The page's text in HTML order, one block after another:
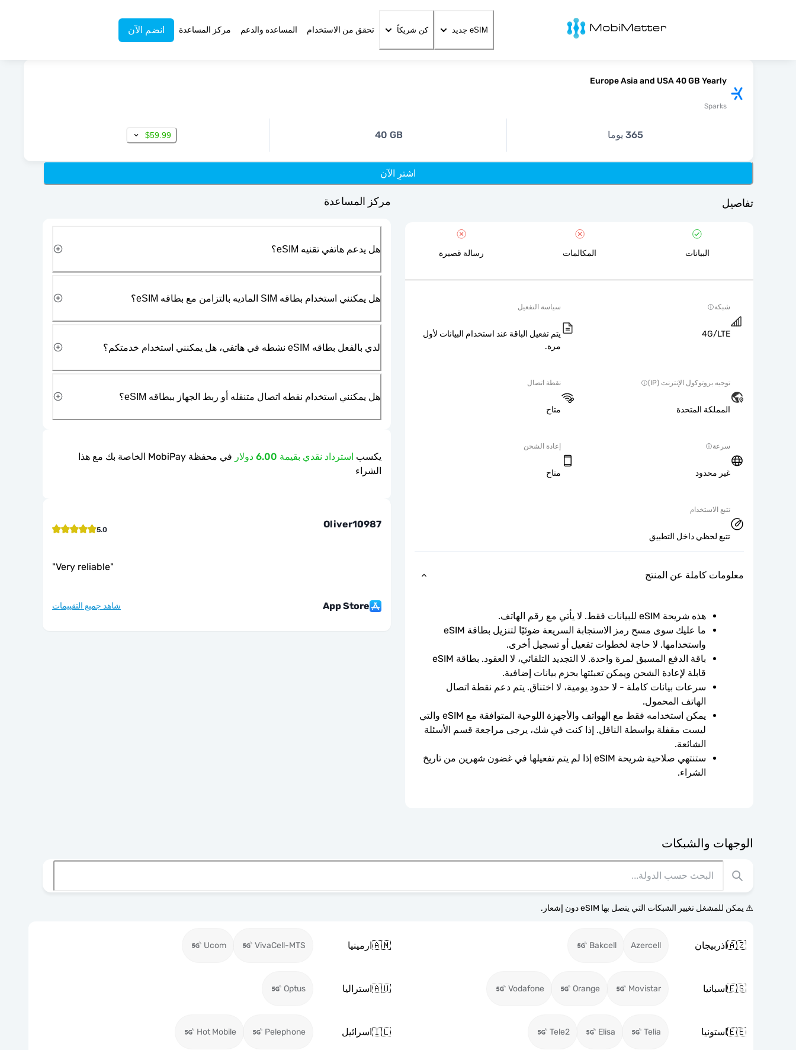
eSIM جديد كن شريكاً تحقق من الاستخدام المساعده والدعم مركز المساعدة انضم الآن
Europe Asia and USA 40 GB Yearly
Sparks
365 يوما 40 GB
$59.99
اشترِ الآن
تفاصيل
البيانات المكالمات رسالة قصيرة
شبكة
4G/LTE
سياسة التفعيل
يتم تفعيل الباقة عند استخدام البيانات لأول
مرة.
توجيه بروتوكول الإنترنت (IP)
المملكة المتحدة
نقطة اتصال
متاح
سرعة
غير محدود
إعادة الشحن
متاح
تتبع الاستخدام
تتبع لحظي داخل التطبيق
معلومات كاملة عن المنتج
هذه شريحة eSIM للبيانات فقط. لا يأتي مع رقم الهاتف.
واستخدامها. لا حاجة لخطوات تفعيل أو تسجيل أخرى.
قابلة لإعادة الشحن ويمكن تعبئتها بحزم بيانات إضافية.
الهاتف المحمول.
الشائعة.
الشراء.
الوجهات والشبكات
⚠️ يمكن للمشغل تغيير الشبكات التي يتصل بها eSIM دون إشعار.
🇦🇿اذربيجان Azercell
Bakcell
🇦🇲ارمينيا VivaCell-MTS
Ucom
🇪🇸اسبانيا Movistar
Orange
Vodafone
🇦🇺استراليا Optus
🇪🇪استونيا Telia
Elisa
Tele2
🇮🇱اسرائيل Pelephone
Hot Mobile
مركز المساعدة
هل يدعم هاتفي تقنيه eSIM؟
هل يمكنني استخدام بطاقه SIM الماديه بالتزامن مع بطاقه eSIM؟
لدي بالفعل بطاقه eSIM نشطه في هاتفي، هل يمكنني استخدام خدمتكم؟
هل يمكنني استخدام نقطه اتصال متنقله أو ربط الجهاز ببطاقه eSIM؟
يكسب استرداد نقدي بقيمة 6.00 دولار
في محفظة MobiPay الخاصة بك مع هذا
الشراء
Oliver10987
5.0
"Very reliable"
App Store شاهد جميع التقييمات